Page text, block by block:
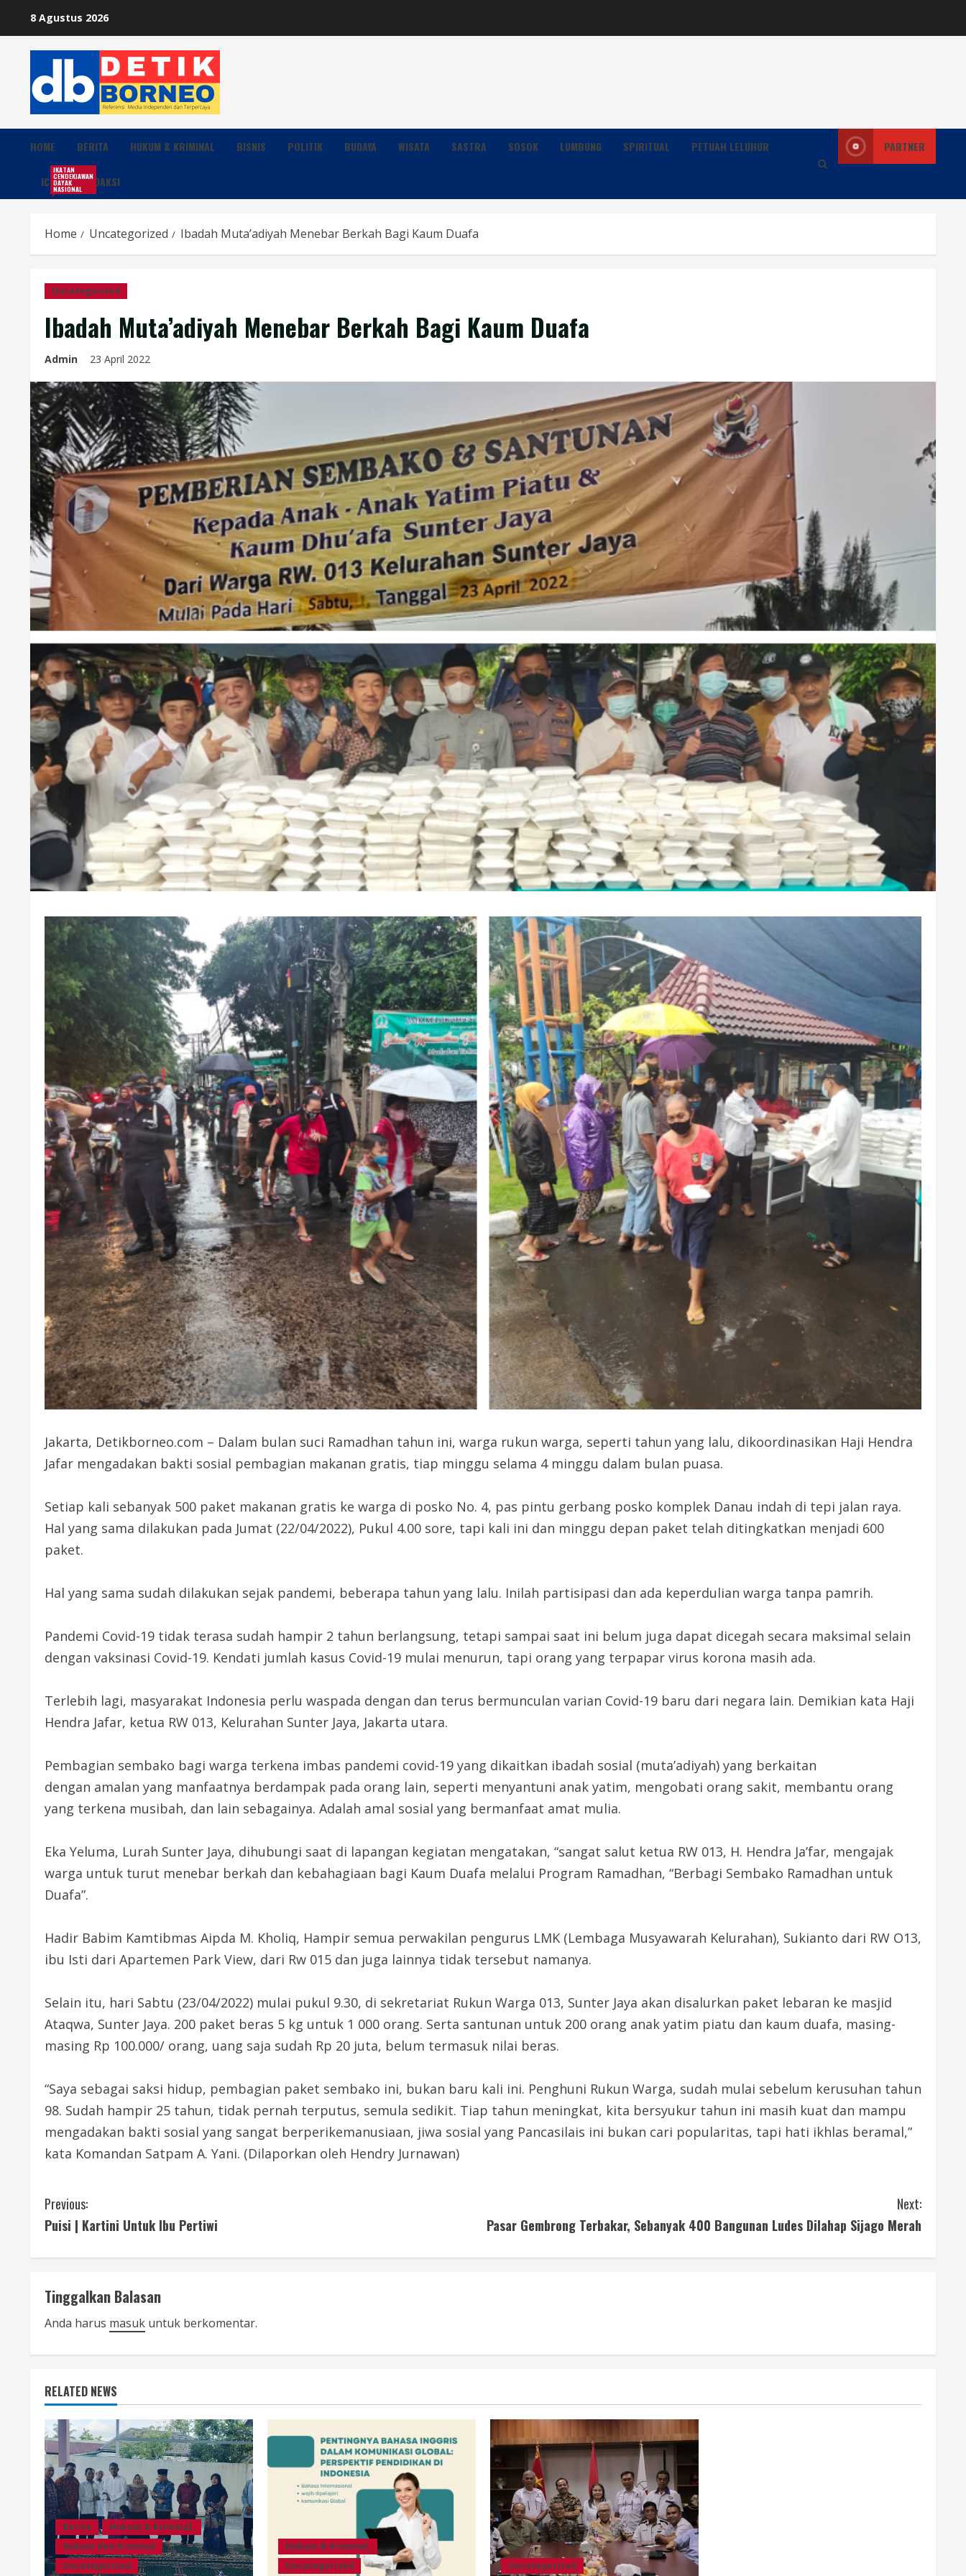
content
8 Agustus 2026
HOME BERITA HUKUM & KRIMINAL BISNIS POLITIK BUDAYA WISATA SASTRA SOSOK LUMBUNG SPIRITUAL PETUAH LELUHUR
ICDN
IKATAN
CENDEKIAWAN
DAYAK
NASIONALREDAKSI
PARTNER
Home Uncategorized Ibadah Muta’adiyah Menebar Berkah Bagi Kaum Duafa
Uncategorized
Ibadah Muta’adiyah Menebar Berkah Bagi Kaum Duafa
Admin 23 April 2022
Jakarta, Detikborneo.com – Dalam bulan suci Ramadhan tahun ini, warga rukun warga, seperti tahun yang lalu, dikoordinasikan Haji Hendra
Jafar mengadakan bakti sosial pembagian makanan gratis, tiap minggu selama 4 minggu dalam bulan puasa.
Setiap kali sebanyak 500 paket makanan gratis ke warga di posko No. 4, pas pintu gerbang posko komplek Danau indah di tepi jalan raya.
Hal yang sama dilakukan pada Jumat (22/04/2022), Pukul 4.00 sore, tapi kali ini dan minggu depan paket telah ditingkatkan menjadi 600
paket.
Hal yang sama sudah dilakukan sejak pandemi, beberapa tahun yang lalu. Inilah partisipasi dan ada keperdulian warga tanpa pamrih.
Pandemi Covid-19 tidak terasa sudah hampir 2 tahun berlangsung, tetapi sampai saat ini belum juga dapat dicegah secara maksimal selain
dengan vaksinasi Covid-19. Kendati jumlah kasus Covid-19 mulai menurun, tapi orang yang terpapar virus korona masih ada.
Terlebih lagi, masyarakat Indonesia perlu waspada dengan dan terus bermunculan varian Covid-19 baru dari negara lain. Demikian kata Haji
Hendra Jafar, ketua RW 013, Kelurahan Sunter Jaya, Jakarta utara.
Pembagian sembako bagi warga terkena imbas pandemi covid-19 yang dikaitkan ibadah sosial (muta’adiyah) yang berkaitan
dengan amalan yang manfaatnya berdampak pada orang lain, seperti menyantuni anak yatim, mengobati orang sakit, membantu orang
yang terkena musibah, dan lain sebagainya. Adalah amal sosial yang bermanfaat amat mulia.
Eka Yeluma, Lurah Sunter Jaya, dihubungi saat di lapangan kegiatan mengatakan, “sangat salut ketua RW 013, H. Hendra Ja’far, mengajak
warga untuk turut menebar berkah dan kebahagiaan bagi Kaum Duafa melalui Program Ramadhan, “Berbagi Sembako Ramadhan untuk
Duafa”.
Hadir Babim Kamtibmas Aipda M. Kholiq, Hampir semua perwakilan pengurus LMK (Lembaga Musyawarah Kelurahan), Sukianto dari RW O13,
ibu Isti dari Apartemen Park View, dari Rw 015 dan juga lainnya tidak tersebut namanya.
Selain itu, hari Sabtu (23/04/2022) mulai pukul 9.30, di sekretariat Rukun Warga 013, Sunter Jaya akan disalurkan paket lebaran ke masjid
Ataqwa, Sunter Jaya. 200 paket beras 5 kg untuk 1 000 orang. Serta santunan untuk 200 orang anak yatim piatu dan kaum duafa, masing-
masing Rp 100.000/ orang, uang saja sudah Rp 20 juta, belum termasuk nilai beras.
“Saya sebagai saksi hidup, pembagian paket sembako ini, bukan baru kali ini. Penghuni Rukun Warga, sudah mulai sebelum kerusuhan tahun
98. Sudah hampir 25 tahun, tidak pernah terputus, semula sedikit. Tiap tahun meningkat, kita bersyukur tahun ini masih kuat dan mampu
mengadakan bakti sosial yang sangat berperikemanusiaan, jiwa sosial yang Pancasilais ini bukan cari popularitas, tapi hati ikhlas beramal,”
kata Komandan Satpam A. Yani. (Dilaporkan oleh Hendry Jurnawan)
C
o
n
t
i
n
u
e
R
e
a
i
Previous:
Puisi | Kartini Untuk Ibu Pertiwi
Next:
Pasar Gembrong Terbakar, Sebanyak 400 Bangunan Ludes Dilahap Sijago Merah
Tinggalkan Balasan
Anda harus masuk untuk berkomentar.
RELATED NEWS
Berita
Hukum & Kriminal,
Hukum dan Kriminal
Uncategorized
Hukum & Kriminal,
Uncategorized
Uncategorized